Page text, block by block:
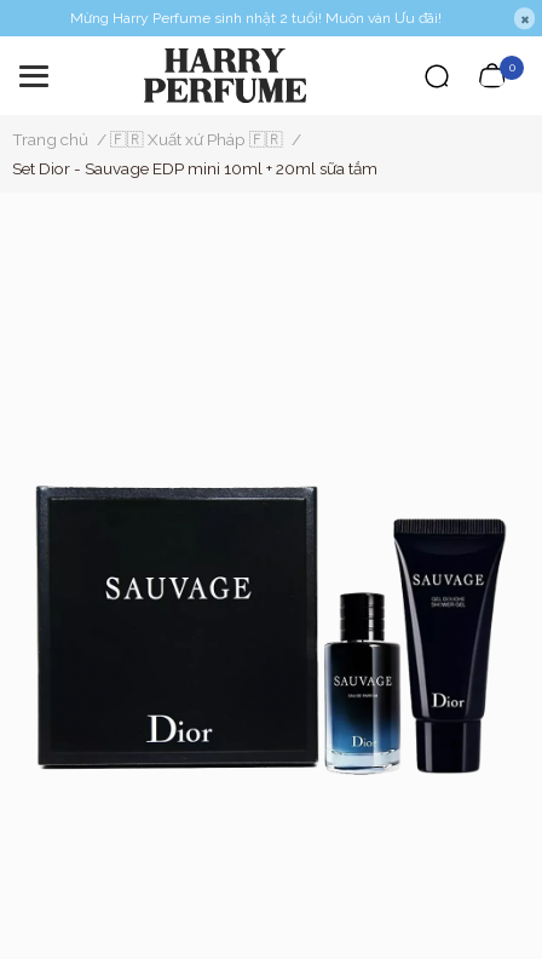
Mừng Harry Perfume sinh nhật 2 tuổi! Muôn vàn Ưu đãi!
0
Trang chủ /🇫🇷 Xuất xứ Pháp 🇫🇷 /
Set Dior - Sauvage EDP mini 10ml + 20ml sữa tắm